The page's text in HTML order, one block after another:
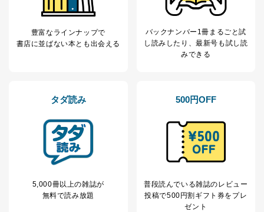
当社の従業者の個
人情報
人事、総務などの雇用管理等のた
パートナー（提携
企業）からの委託
購入商品配送のため
提携企業及びお客様がご購入され
た商品の発売元企業からのｅメー
SNS公式アカウン
トに登録された方
の個人情報
当社のサービス利用状況の把握お
お問い合わせ対応、トラブル対
処、オペレーター教育など応対品
その他当社のプライバシーポリシ
ー等にて公表する利用目的達成の
※上記の利用目的のうちNo.1～5については保有個人デ
ータ（開示対象個人情報）の利用目的であり、下記4.の
豊富なラインナップで
書店に並ばない本とも出会える
バックナンバー1冊まるごと試
し読み したり、最新号も試し読
みできる
タダ読み
5,000冊以上の雑誌が
無料で読み放題
500円OFF
普段読んでいる雑誌のレビュー
投稿で500円割ギフト券をプレ
ゼント